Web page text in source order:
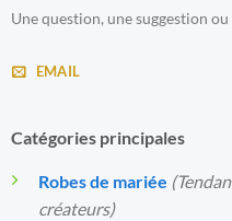
Une question, une suggestion
EMAIL
Catégories principales
Robes de mariée
créateurs)